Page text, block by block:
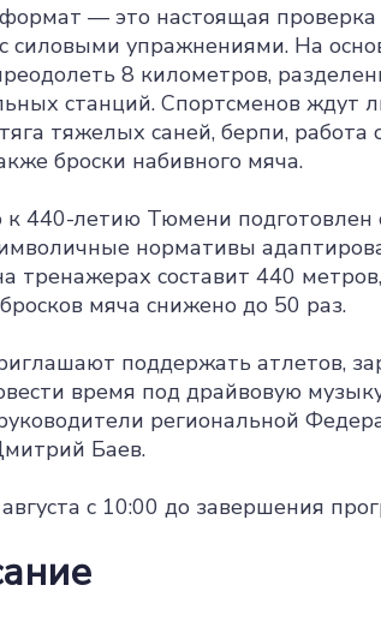
— это настоящая проверка
силовыми упражнениями. На
8 километров,
станций. Спортсменов ждут
тяжелых саней, берпи,
броски набивного мяча.
440-летию Тюмени подготовлен
нормативы
тренажерах составит 440
мяча снижено до 50 раз.
поддержать атлетов,
время под драйвовую
региональной
Баев.
с 10:00 до завершения